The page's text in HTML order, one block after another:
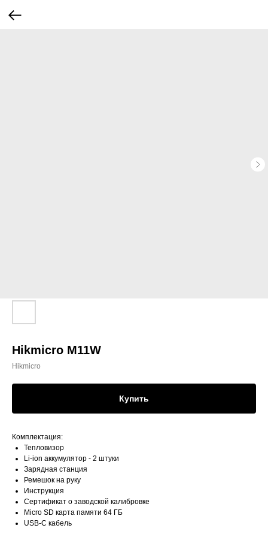
Hikmicro M11W
Hikmicro
Купить
Комплектация:
Тепловизор
Li-ion аккумулятор - 2 штуки
Зарядная станция
Ремешок на руку
Инструкция
Сертификат о заводской калибровке
Micro SD карта памяти 64 ГБ
USB-C кабель